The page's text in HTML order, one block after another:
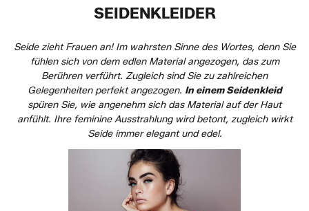
SEIDENKLEIDER
Seide zieht Frauen an! Im wahrsten Sinne des Wortes, denn Sie
fühlen sich von dem edlen Material angezogen, das zum
Berühren verführt. Zugleich sind Sie zu zahlreichen
Gelegenheiten perfekt angezogen. In einem Seidenkleid
spüren Sie, wie angenehm sich das Material auf der Haut
anfühlt. Ihre feminine Ausstrahlung wird betont, zugleich wirkt
Seide immer elegant und edel.